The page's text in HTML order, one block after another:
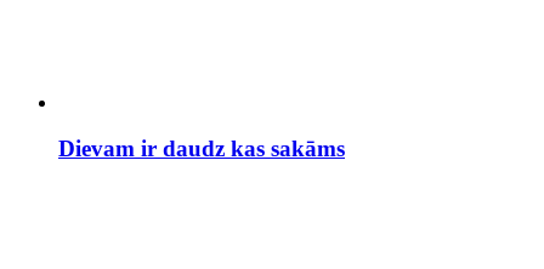
Dievam ir daudz kas sakāms